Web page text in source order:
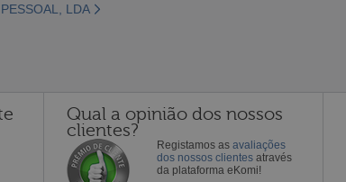
LDA
Qual a opinião dos nossos
clientes?
Registamos as avaliações
dos nossos clientes através
da plataforma eKomi!